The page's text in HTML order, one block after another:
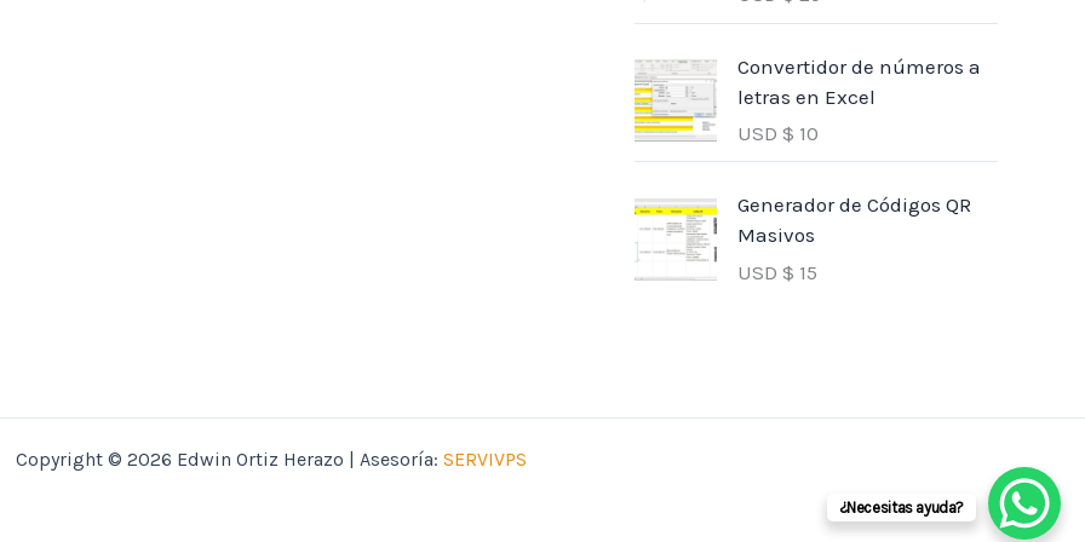
Convertidor de números a
letras en Excel
USD $ 10
Generador de Códigos QR
Masivos
USD $ 15
Copyright © 2026 Edwin Ortiz Herazo | Asesoría: SERVIVPS
¿Necesitas ayuda?